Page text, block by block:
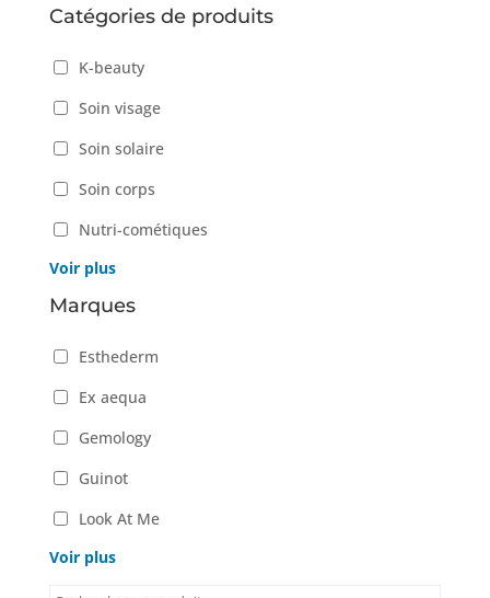
Catégories de produits
K-beauty
Soin visage
Soin solaire
Soin corps
Nutri-cométiques
Voir plus
Marques
Esthederm
Ex aequa
Gemology
Guinot
Look At Me
Voir plus